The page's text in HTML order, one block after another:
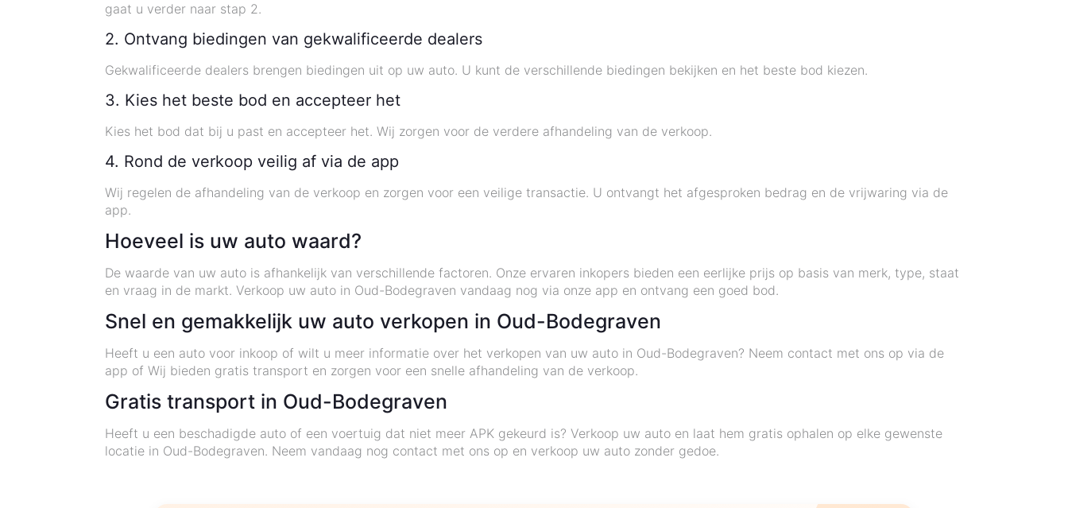
gaat u verder naar stap 2.
2. Ontvang biedingen van gekwalificeerde dealers
Gekwalificeerde dealers brengen biedingen uit op uw auto. U kunt de verschillende biedingen bekijken en het beste bod kiezen.
3. Kies het beste bod en accepteer het
Kies het bod dat bij u past en accepteer het. Wij zorgen voor de verdere afhandeling van de verkoop.
4. Rond de verkoop veilig af via de app
Wij regelen de afhandeling van de verkoop en zorgen voor een veilige transactie. U ontvangt het afgesproken bedrag en de vrijwaring via de
app.
Hoeveel is uw auto waard?
De waarde van uw auto is afhankelijk van verschillende factoren. Onze ervaren inkopers bieden een eerlijke prijs op basis van merk, type, staat
en vraag in de markt. Verkoop uw auto in Oud-Bodegraven vandaag nog via onze app en ontvang een goed bod.
Snel en gemakkelijk uw auto verkopen in Oud-Bodegraven
Heeft u een auto voor inkoop of wilt u meer informatie over het verkopen van uw auto in Oud-Bodegraven? Neem contact met ons op via de
app of Wij bieden gratis transport en zorgen voor een snelle afhandeling van de verkoop.
Gratis transport in Oud-Bodegraven
Heeft u een beschadigde auto of een voertuig dat niet meer APK gekeurd is? Verkoop uw auto en laat hem gratis ophalen op elke gewenste
locatie in Oud-Bodegraven. Neem vandaag nog contact met ons op en verkoop uw auto zonder gedoe.